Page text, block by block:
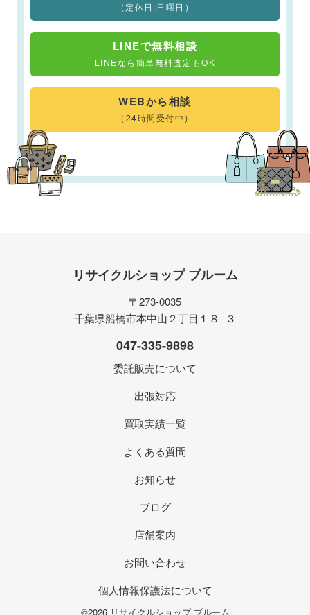
（定休日:日曜日）
LINEで無料相談
LINEなら簡単無料査定もOK
WEBから相談
（24時間受付中）
リサイクルショップ ブルーム
〒273-0035
千葉県船橋市本中山２丁目１８−３
047-335-9898
委託販売について
出張対応
買取実績一覧
よくある質問
お知らせ
ブログ
店舗案内
お問い合わせ
個人情報保護法について
©2026 リサイクルショップ ブルーム